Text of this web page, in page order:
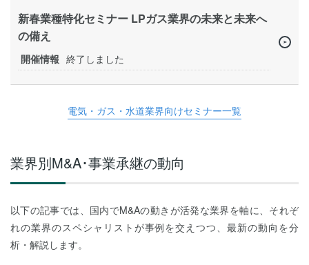
新春業種特化セミナー LPガス業界の未来と未来へ
の備え
開催情報 終了しました
電気・ガス・水道業界向けセミナー一覧
業界別M&A･事業承継の動向
以下の記事では、国内でM&Aの動きが活発な業界を軸に、それぞ
れの業界のスペシャリストが事例を交えつつ、最新の動向を分
析・解説します。